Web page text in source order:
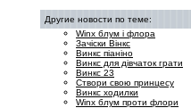
Другие новости по теме:
Winx блум і флора
Зачіски Вінкс
Винкс піаніно
Винкс для дівчаток грати
Винкс 23
Створи свою принцесу
Винкс ходилки
Winx блум проти флори